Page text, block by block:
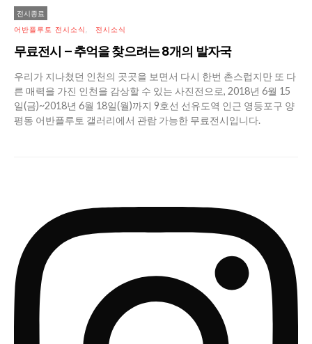
전시종료
어반플루토 전시소식 전시소식
무료전시 – 추억을 찾으려는 8개의 발자국
우리가 지나쳤던 인천의 곳곳을 보면서 다시 한번 촌스럽지만 또 다
른 매력을 가진 인천을 감상할 수 있는 사진전으로, 2018년 6월 15
일(금)~2018년 6월 18일(월)까지 9호선 선유도역 인근 영등포구 양
평동 어반플루토 갤러리에서 관람 가능한 무료전시입니다.